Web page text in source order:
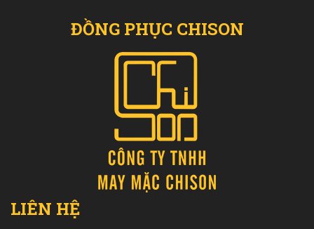
ĐỒNG PHỤC CHISON
LIÊN HỆ